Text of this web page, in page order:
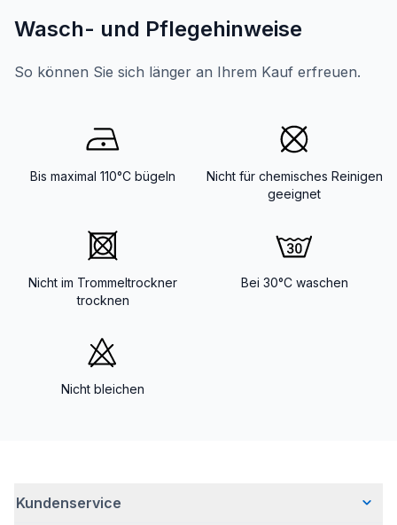
Wasch- und Pflegehinweise
So können Sie sich länger an Ihrem Kauf erfreuen.
Bis maximal 110°C bügeln
Nicht für chemisches Reinigen
geeignet
Nicht im Trommeltrockner
trocknen
Bei 30°C waschen
Nicht bleichen
Kundenservice